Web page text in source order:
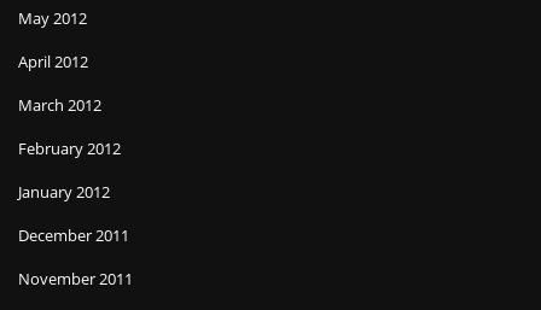
May 2012
April 2012
March 2012
February 2012
January 2012
December 2011
November 2011